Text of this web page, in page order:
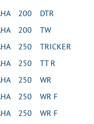
200 DTR
200 TW
250 TRICKER
250 TT R
250 WR
250 WR F
250 WR F